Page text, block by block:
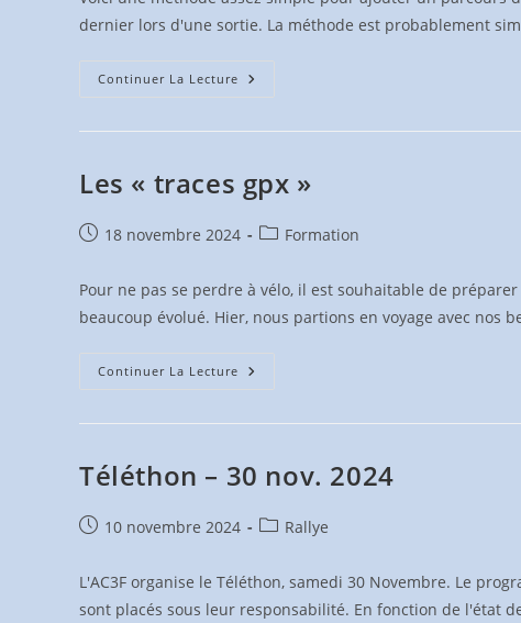
dernier lors d'une sortie. La méthode est probablement
Continuer La Lecture Transfert
Gps
Les « traces gpx »
Publication
18 novembre 2024
PostFormation
Pour ne pas se perdre à vélo, il est souhaitable de
beaucoup évolué. Hier, nous partions en voyage avec nos
Continuer La Lecture Les
Téléthon – 30 nov. 2024
Publication
10 novembre 2024
PostRallye
L'AC3F organise le Téléthon, samedi 30 Novembre. Le
sont placés sous leur responsabilité. En fonction de l'état